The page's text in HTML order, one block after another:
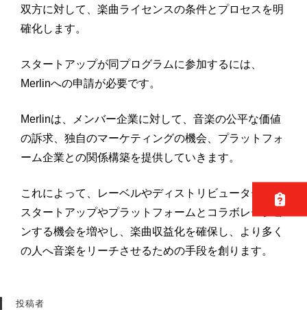
双方に対して、楽曲ライセンスの条件とプロセスを明
確化します。
スタートアップが同プログラムに参加するには、
Merlinへの申請が必要です。
Merlinは、メンバー企業に対して、音楽の公平な価値
の訴求、独自のマーケティングの機会、プラットフォ
ーム企業との関係構築を提供していきます。
これによって、レーベルやディストリビューターが、
スタートアップやプラットフォームとコラボレーショ
ンする機会を増やし、楽曲収益化を確保し、より多く
の人へ音楽をリーチさせるための手段を創ります。
投稿者